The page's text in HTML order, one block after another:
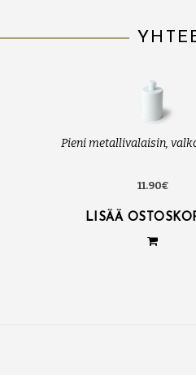
Pieni metallivalaisin,
11.90€
LISÄÄ